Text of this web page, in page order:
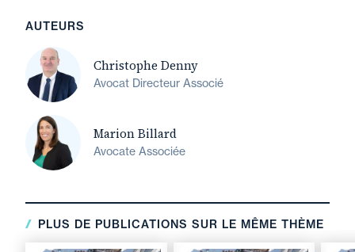
AUTEURS
Christophe Denny
Avocat Directeur Associé
Marion Billard
Avocate Associée
PLUS DE PUBLICATIONS SUR LE MÊME THÈME